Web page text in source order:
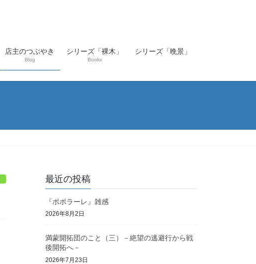
店主のつぶやき
Blog
シリーズ「裸木」
Books
シリーズ「晩景」
最近の投稿
『ポポラーレ』雑感
2026年8月2日
満蒙開拓団のこと（三）－絶望の逃避行から戦
後開拓へ－
2026年7月23日